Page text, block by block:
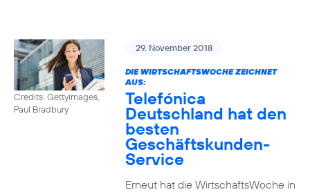
Credits: Gettyimages,
Paul Bradbury
29. November 2018
DIE WIRTSCHAFTSWOCHE ZEICHNET
AUS:
Telefónica
Deutschland hat den
besten
Geschäftskunden-
Service
Erneut hat die WirtschaftsWoche in